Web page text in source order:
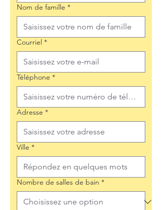
Nom de famille *
Courriel *
Téléphone *
Adresse *
Ville *
Nombre de salles de bain *